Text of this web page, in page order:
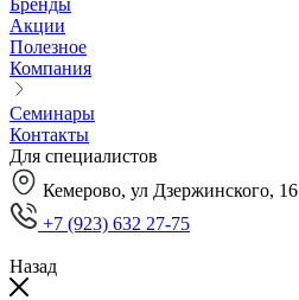
Бренды
Акции
Полезное
Компания
Семинары
Контакты
Для специалистов
Кемерово, ул Дзержинского, 16
+7 (923) 632 27-75
Назад